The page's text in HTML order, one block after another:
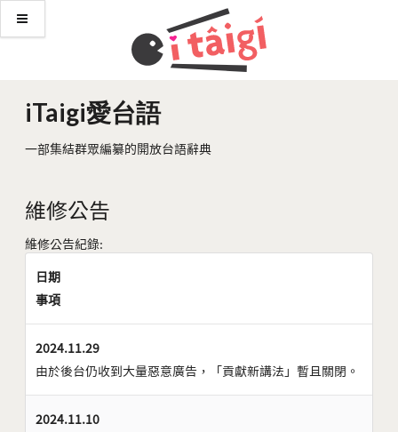
iTaigi愛台語
一部集結群眾編纂的開放台語辭典
維修公告
維修公告紀錄:
日期
事項
2024.11.29
由於後台仍收到大量惡意廣告，「貢獻新講法」暫且關閉。
2024.11.10